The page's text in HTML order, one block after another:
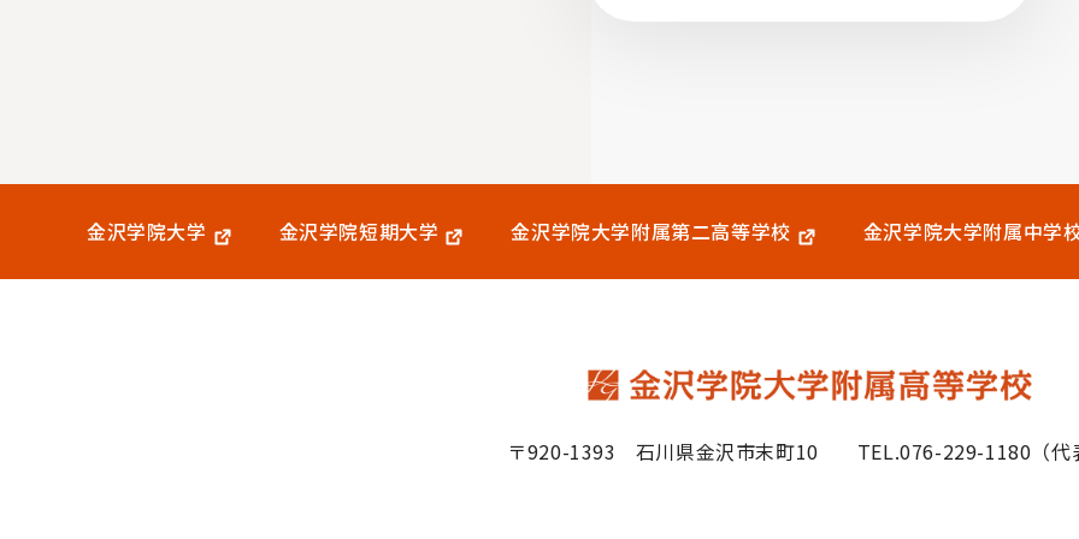
金沢学院大学 金沢学院短期大学 金沢学院大学附属第二高等学校 金沢学院大学附属中学
〒920-1393 石川県金沢市末町10 TEL.076-229-1180（代